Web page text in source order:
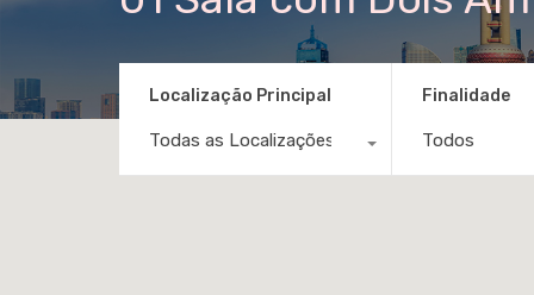
Localização Principal
Todas as Localizações
Finalidade
Todos